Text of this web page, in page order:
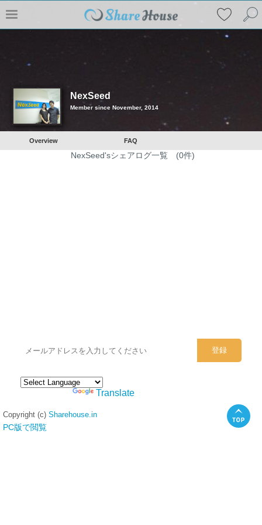
NexSeed
Member since November, 2014
Overview FAQ
NexSeed'sシェアログ一覧 (0件)
Translate
Copyright (c) Sharehouse.in
PC版で閲覧